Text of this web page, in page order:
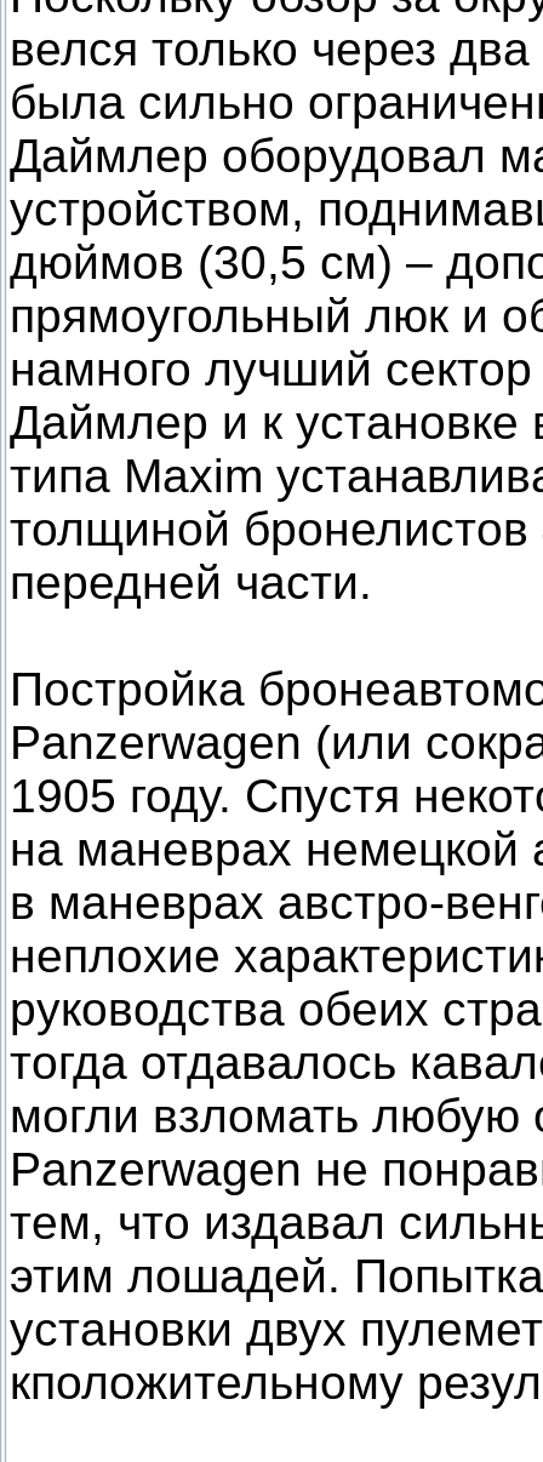
велся только через
была сильно
Даймлер оборудовал
устройством,
дюймов (30,5 см) –
прямоугольный люк и
намного лучший
Даймлер и к
типа Maxim
толщиной бронелистов
передней части.
Постройка
Panzerwagen (или
1905 году. Спустя
на маневрах немецкой
в маневрах австро-
неплохие
руководства обеих
тогда отдавалось
могли взломать любую
Panzerwagen не
тем, что издавал
этим лошадей.
установки двух
кположительному